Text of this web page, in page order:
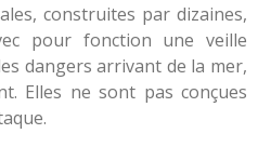
construites par dizaines,
pour fonction une veille
dangers arrivant de la mer,
Elles ne sont pas conçues